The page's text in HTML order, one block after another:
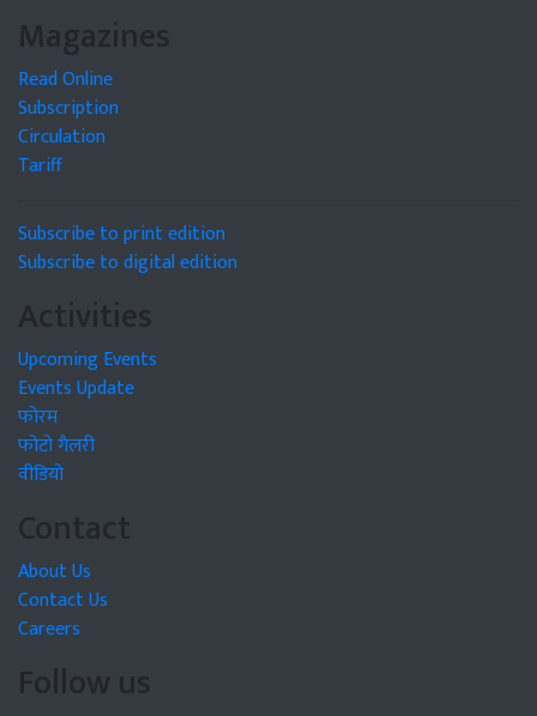
Magazines
Read Online
Subscription
Circulation
Tariff
Subscribe to print edition
Subscribe to digital edition
Activities
Upcoming Events
Events Update
फोरम
फोटो गैलरी
वीडियो
Contact
About Us
Contact Us
Careers
Follow us